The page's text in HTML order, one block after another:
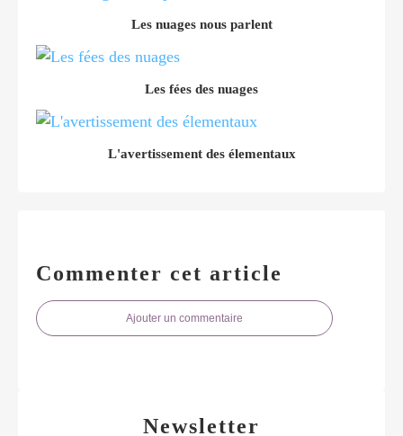
Les nuages nous parlent
Les fées des nuages
L'avertissement des élementaux
Commenter cet article
Ajouter un commentaire
Newsletter